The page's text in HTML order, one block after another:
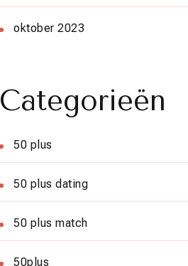
oktober 2023
Categorieën
50 plus
50 plus dating
50 plus match
50plus